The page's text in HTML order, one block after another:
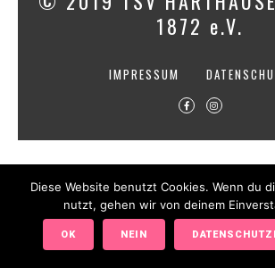
1872 e.V.
IMPRESSUM
Diese Website benutzt Cookies. Wenn du
nutzt, gehen wir von deinem
OK NEIN